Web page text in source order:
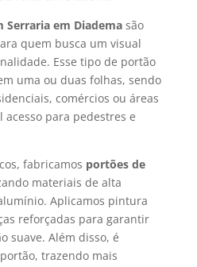
Serraria em Diademasão
quem busca um visual
Esse tipo de portão
uma ou duas folhas, sendo
comércios ou áreas
para pedestres e
fabricamos portões de
materiais de alta
Aplicamos pintura
reforçadas para garantir
suave. Além disso, é
trazendo mais